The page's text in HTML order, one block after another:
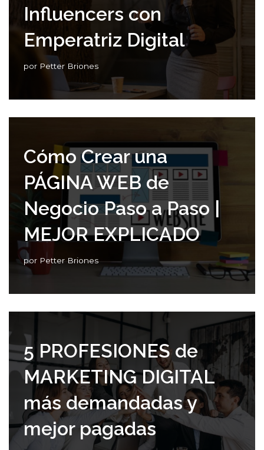
Influencers con
Emperatriz Digital
por Petter Briones
Cómo Crear una
PÁGINA WEB de
Negocio Paso a Paso |
MEJOR EXPLICADO
por Petter Briones
5 PROFESIONES de
MARKETING DIGITAL
más demandadas y
mejor pagadas